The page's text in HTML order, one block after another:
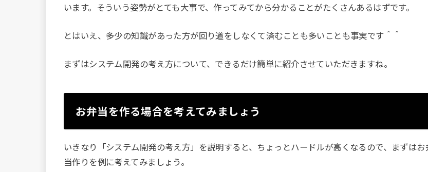
います。そういう姿勢がとても大事で、作ってみてから分かることがたくさんあるはずです。
とはいえ、多少の知識があった方が回り道をしなくて済むことも多いことも事実です＾＾
まずはシステム開発の考え方について、できるだけ簡単に紹介させていただきますね。
お弁当を作る場合を考えてみましょう
いきなり「システム開発の考え方」を説明すると、ちょっとハードルが高くなるので、まずはお
当作りを例に考えてみましょう。